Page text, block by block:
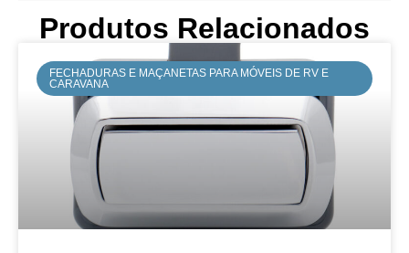
Produtos Relacionados
FECHADURAS E MAÇANETAS PARA MÓVEIS DE RV E
CARAVANA